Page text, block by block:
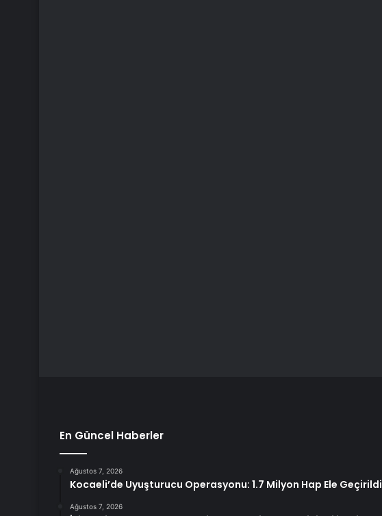
En Güncel Haberler
Ağustos 7, 2026
Kocaeli’de Uyuşturucu Operasyonu: 1.7 Milyon Hap Ele Geçirildi
Ağustos 7, 2026